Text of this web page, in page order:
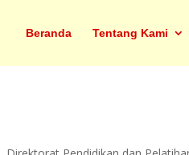
Beranda Tentang Kami